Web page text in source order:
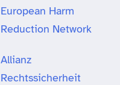
European Harm
Reduction Network
Allianz
Rechtssicherheit